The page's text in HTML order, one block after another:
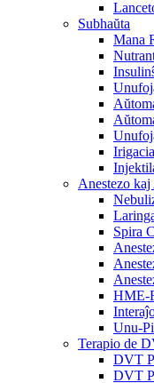
Subhaŭta
Mana
Anestezo
Spira
HME-
Unu-
Terapio de
DVT
DVT